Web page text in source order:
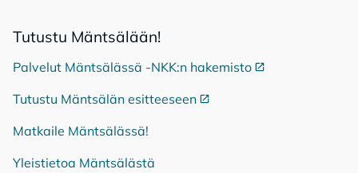
Tu­tus­tu Mänt­sä­lään!
Palvelut Mäntsälässä -NKK:n hakemisto Ulkoinen linkki
Tutustu Mäntsälän esitteeseen Ulkoinen linkki
Matkaile Mäntsälässä!
Yleistietoa Mäntsälästä